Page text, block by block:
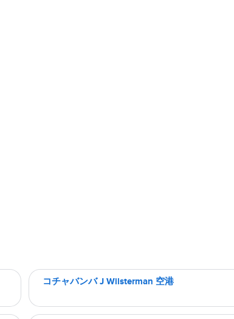
コチャバンバ J Wilsterman 空港